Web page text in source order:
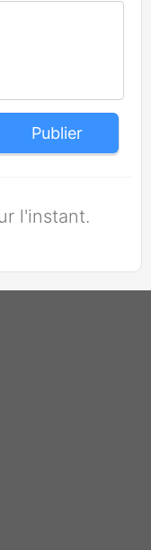
Publier
l'instant.